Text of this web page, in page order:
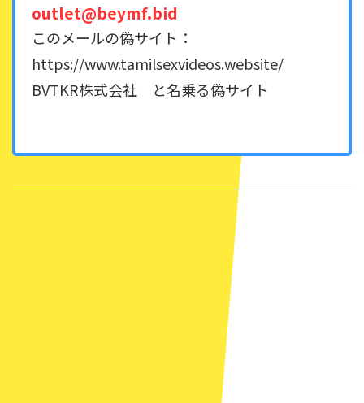
outlet@beymf.bid
このメールの偽サイト：
https://www.tamilsexvideos.website/
BVTKR株式会社 と名乗る偽サイト